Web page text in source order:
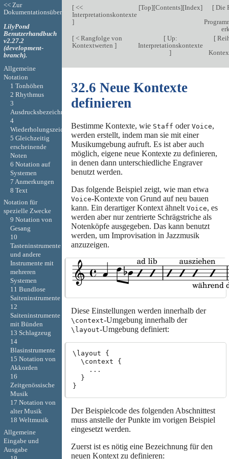
[<<
Interpretationskontexte
]
[Top][Contents][Index] [Die
[< Rangfolge von
Kontextwerten ]
[Up:
Interpretationskontexte
]
[
32.6 Neue Kontexte
definieren
Bestimme Kontexte, wie Staff oder Voice,
werden erstellt, indem man sie mit einer
Musikumgebung aufruft. Es ist aber auch
möglich, eigene neue Kontexte zu definieren,
in denen dann unterschiedliche Engraver
benutzt werden.
Das folgende Beispiel zeigt, wie man etwa
Voice-Kontexte von Grund auf neu bauen
kann. Ein derartiger Kontext ähnelt Voice, es
werden aber nur zentrierte Schrägstriche als
Notenköpfe ausgegeben. Das kann benutzt
werden, um Improvisation in Jazzmusik
anzuzeigen.
Diese Einstellungen werden innerhalb der
\context-Umgebung innerhalb der
\layout-Umgebung definiert:
\layout {
  \context {
    ...
  }
Der Beispielcode des folgenden Abschnittest
muss anstelle der Punkte im vorigen Beispiel
eingesetzt werden.
Zuerst ist es nötig eine Bezeichnung für den
neuen Kontext zu definieren:
<< Zur
Dokumentationsübersicht
LilyPond
Benutzerhandbuch
v2.27.2
(development-
branch).
Allgemeine
Notation
1 Tonhöhen
2 Rhythmus
3
Ausdrucksbezeichnungen
4
Wiederholungszeichen
5 Gleichzeitig
erscheinende
Noten
6 Notation auf
Systemen
7 Anmerkungen
8 Text
Notation für
spezielle Zwecke
9 Notation von
Gesang
10
Tasteninstrumente
und andere
Instrumente mit
mehreren
Systemen
11 Bundlose
Saiteninstrumente
12
Saiteninstrumente
mit Bünden
13 Schlagzeug
14
Blasinstrumente
15 Notation von
Akkorden
16
Zeitgenössische
Musik
17 Notation von
alter Musik
18 Weltmusik
Allgemeine
Eingabe und
Ausgabe